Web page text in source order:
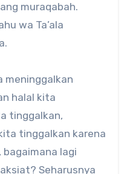
muraqabah.
wa Ta’ala
meninggalkan
halal kita
tinggalkan,
tinggalkan karena
bagaimana lagi
Seharusnya